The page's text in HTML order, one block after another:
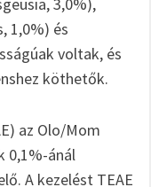
1,0%) és
voltak, és
köthetők.
az Olo/Mom
0,1%-ánál
A kezelést TEAE